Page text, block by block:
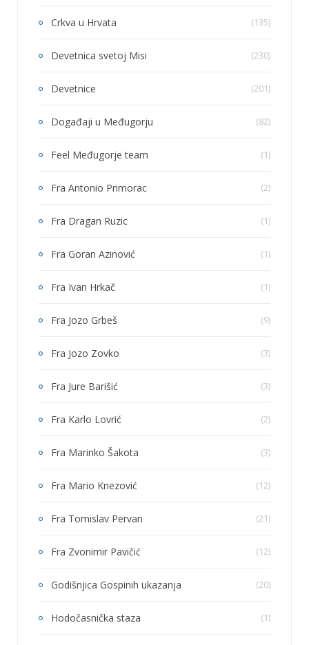
Crkva u Hrvata (135)
Devetnica svetoj Misi (230)
Devetnice (201)
Događaji u Međugorju (82)
Feel Međugorje team (1)
Fra Antonio Primorac (2)
Fra Dragan Ruzic (1)
Fra Goran Azinović (1)
Fra Ivan Hrkač (1)
Fra Jozo Grbeš (9)
Fra Jozo Zovko (3)
Fra Jure Barišić (3)
Fra Karlo Lovrić (2)
Fra Marinko Šakota (3)
Fra Mario Knezović (12)
Fra Tomislav Pervan (21)
Fra Zvonimir Pavičić (12)
Godišnjica Gospinih ukazanja (20)
Hodočasnička staza (1)